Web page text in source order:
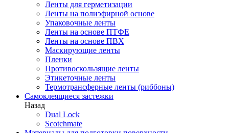
Ленты для герметизации
Ленты на полиэфирной основе
Упаковочные ленты
Ленты на основе ПТФЕ
Ленты на основе ПВХ
Маскирующие ленты
Пленки
Противоскользящие ленты
Этикеточные ленты
Термотрансферные ленты (риббоны)
Cамоклеящиеся застежки
Назад
Dual Lock
Scotchmate